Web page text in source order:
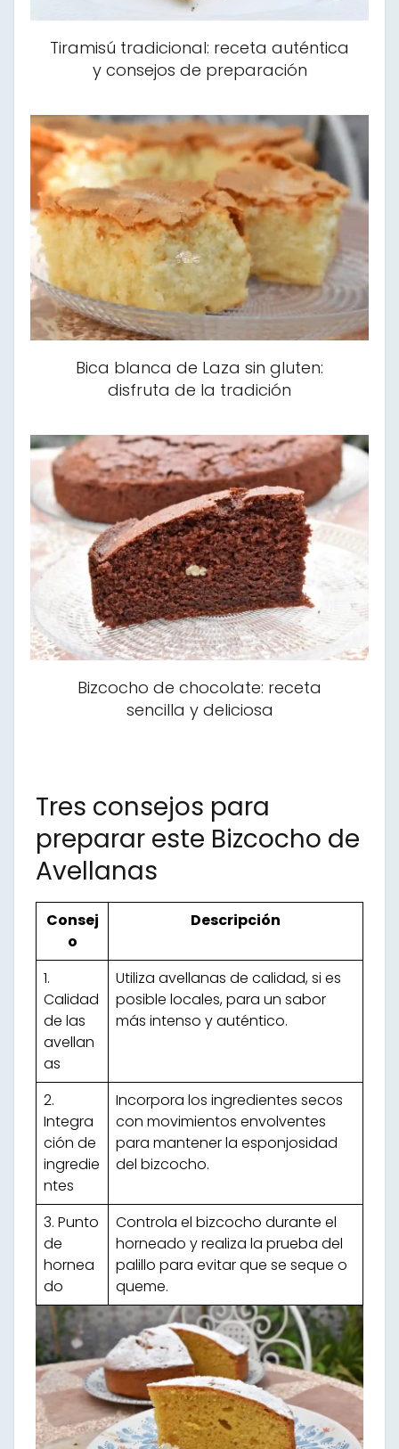
Tiramisú tradicional: receta auténtica
y consejos de preparación
Bica blanca de Laza sin gluten:
disfruta de la tradición
Bizcocho de chocolate: receta
sencilla y deliciosa
Tres consejos para
preparar este Bizcocho de
Avellanas
Consej
o
Descripción
1.
Calidad
de las
avellan
as
Utiliza avellanas de calidad, si es
posible locales, para un sabor
más intenso y auténtico.
2.
Integra
ción de
ingredie
ntes
Incorpora los ingredientes secos
con movimientos envolventes
para mantener la esponjosidad
del bizcocho.
3. Punto
de
hornea
do
Controla el bizcocho durante el
horneado y realiza la prueba del
palillo para evitar que se seque o
queme.